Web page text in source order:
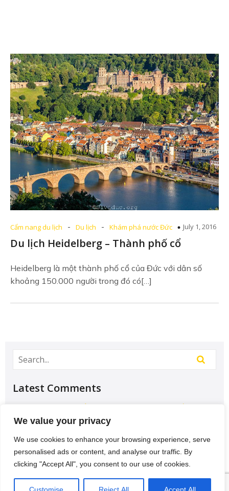
We value your privacy
We use cookies to enhance your browsing experience, serve
personalised ads or content, and analyse our traffic. By
clicking "Accept All", you consent to our use of cookies.
Cẩm nang du lịch - Du lịch - Khám phá nước Đức July 1, 2016
Du lịch Heidelberg – Thành phố cổ
Heidelberg là một thành phố cổ của Đức với dân số
khoảng 150.000 người trong đó có[…]
Latest Comments
Học Đại học để có tương lai hơn? – Chưa chắc –
Sividuc.orgonChọn ngành học: sinh viên IT và
12/08/2016
[…] lại thì lại thiếu các kĩ năng của một người
thợ. Theo Tagesschau.de Bonus: Chọn ngành
học: sinh viên…
VI